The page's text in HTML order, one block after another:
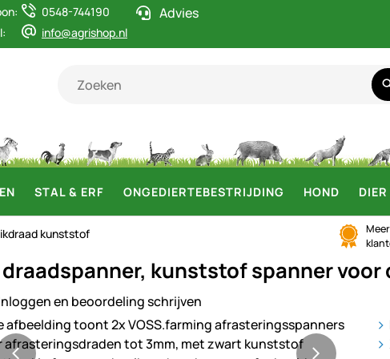
0548-744190
info@agrishop.nl
Advies
STAL & ERF ONGEDIERTEBESTRIJDING HOND
kunststof
draadspanner, kunststof spanner voor
en beoordeling schrijven